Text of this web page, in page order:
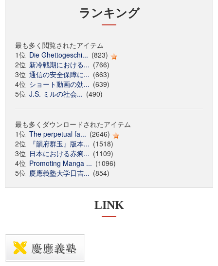
ランキング
最も多く閲覧されたアイテム
1位 Die Ghettogeschi... (823)
2位 新冷戦期における... (766)
3位 通信の安全保障に... (663)
4位 ショート動画の効... (639)
5位 J.S. ミルの社会... (490)
最も多くダウンロードされたアイテム
1位 The perpetual fa... (2646)
2位
『韻府群玉』版本... (1518)
3位 日本における赤痢... (1109)
4位 Promoting Manga ... (1096)
5位 慶應義塾大学日吉... (854)
LINK